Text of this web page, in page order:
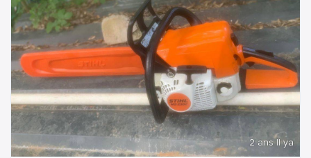
2 ans Il ya